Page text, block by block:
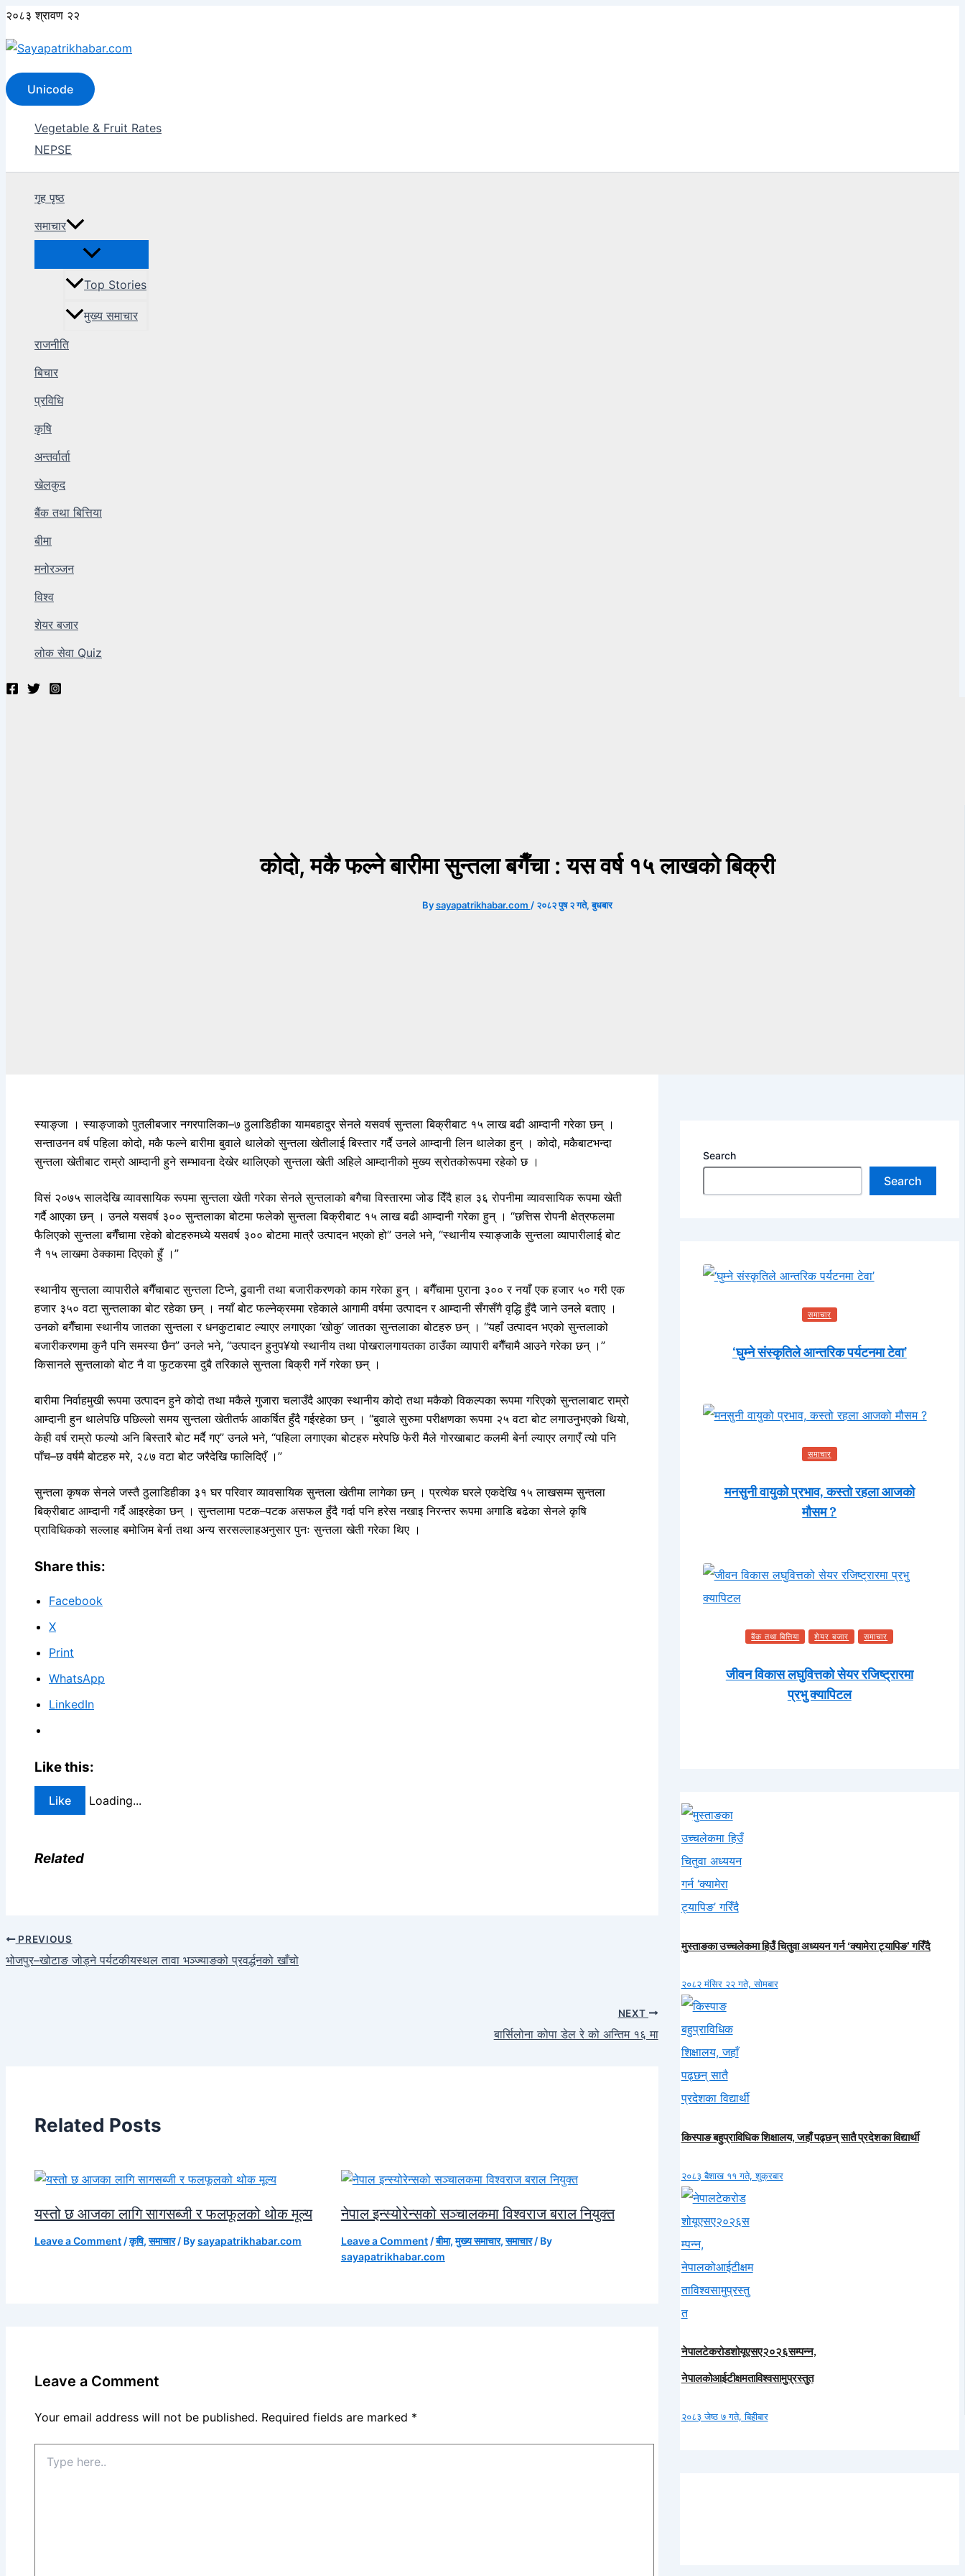
Skip
content
२०८३ श्रावण २२
Unicode
Vegetable & Fruit Rates
NEPSE
गृह पृष्ठ
समाचार
Top Stories
मुख्य समाचार
राजनीति
बिचार
प्रविधि
कृषि
अन्तर्वार्ता
खेलकुद
बैंक तथा बित्तिया
बीमा
मनोरञ्जन
विश्व
शेयर बजार
लोक सेवा Quiz
कोदो, मकै फल्ने बारीमा सुन्तला बगैँचा : यस वर्ष १५ लाखको बिक्री
Bysayapatrikhabar.com / २०८२ पुष २ गते, बुधबार
स्याङ्जा । स्याङ्जाको पुतलीबजार नगरपालिका–७ ठुलाडिहीका यामबहादुर सेनले यसवर्ष सुन्तला बिक्रीबाट १५ लाख बढी आम्दानी गरेका छन् ।
सन्ताउनन वर्ष पहिला कोदो, मकै फल्ने बारीमा बुवाले थालेको सुन्तला खेतीलाई बिस्तार गर्दै उनले आम्दानी लिन थालेका हुन् । कोदो, मकैबाटभन्दा
सुन्तला खेतीबाट राम्रो आम्दानी हुने सम्भावना देखेर थालिएको सुन्तला खेती अहिले आम्दानीको मुख्य स्रोतकोरूपमा रहेको छ ।
विसं २०७५ सालदेखि व्यावसायिक रूपमा सुन्तला खेती गरेका सेनले सुन्तलाको बगैचा विस्तारमा जोड दिँदै हाल ३६ रोपनीमा व्यावसायिक रूपमा खेती
गर्दै आएका छन् । उनले यसवर्ष ३०० सुन्तलाका बोटमा फलेको सुन्तला बिक्रीबाट १५ लाख बढी आम्दानी गरेका हुन् । “छत्तिस रोपनी क्षेत्रफलमा
फैलिएको सुन्तला बगैँचामा रहेको बोटहरुमध्ये यसवर्ष ३०० बोटमा मात्रै उत्पादन भएको हो” उनले भने, “स्थानीय स्याङ्जाकै सुन्तला व्यापारीलाई बोट
नै १५ लाखमा ठेक्कामा दिएको हुँ ।”
स्थानीय सुन्तला व्यापारीले बगैँचाबाट सुन्तला टिप्ने, ढुवानी तथा बजारीकरणको काम गरेका हुन् । बगैँचामा पुराना ३०० र नयाँ एक हजार ५० गरी एक
हजार ३५० वटा सुन्तलाका बोट रहेका छन् । नयाँ बोट फल्नेक्रममा रहेकाले आगामी वर्षमा उत्पादन र आम्दानी सँगसँगै वृद्धि हुँदै जाने उनले बताए ।
उनको बगैँचामा स्थानीय जातका सुन्तला र धनकुटाबाट ल्याएर लगाएका ‘खोकु’ जातका सुन्तलाका बोटहरु छन् । “यहाँ उत्पादन भएको सुन्तलाको
बजारीकरणमा कुनै पनि समस्या छैन” उनले भने, “उत्पादन हुनुप¥यो स्थानीय तथा पोखरालगायतका ठाउँका व्यापारी बगैँचामै आउने गरेका छन् ।”
किसानले सुन्तलाको बोट नै वा फुटकरमा दुबै तरिकाले सुन्तला बिक्री गर्ने गरेका छन् ।
बारीमा निर्वाहमुखी रूपमा उत्पादन हुने कोदो तथा मकैले गुजारा चलाउँदै आएका स्थानीय कोदो तथा मकैको विकल्पका रूपमा गरिएको सुन्तलाबाट राम्रो
आम्दानी हुन थालेपछि पछिल्लो समय सुन्तला खेतीतर्फ आकर्षित हुँदै गईरहेका छन् । “बुवाले सुरुमा परीक्षणका रूपमा २५ वटा बोट लगाउनुभएको थियो,
केही वर्ष राम्रो फल्यो अनि बिस्तारै बोट मर्दै गए” उनले भने, “पहिला लगाएका बोटहरु मरेपछि फेरी मैले गोरखाबाट कलमी बेर्ना ल्याएर लगाएँ त्यो पनि
पाँच–छ वर्षमै बोटहरु मरे, २८७ वटा बोट जरैदेखि फालिदिएँ ।”
सुन्तला कृषक सेनले जस्तै ठुलाडिहीका ३१ घर परिवार व्यावसायिक सुन्तला खेतीमा लागेका छन् । प्रत्येक घरले एकदेखि १५ लाखसम्म सुन्तला
बिक्रीबाट आम्दानी गर्दै आइरहेका छन् । सुन्तलामा पटक–पटक असफल हुँदै गर्दा पनि हरेस नखाइ निरन्तर रूपमा अगाडि बढेका सेनले कृषि
प्राविधिकको सल्लाह बमोजिम बेर्ना तथा अन्य सरसल्लाहअनुसार पुनः सुन्तला खेती गरेका थिए ।
Share this:
Facebook
X
Print
WhatsApp
LinkedIn
Like this:
Like Loading...
Related
PREVIOUS
भोजपुर–खोटाङ जोड्ने पर्यटकीयस्थल तावा भञ्ज्याङको प्रवर्द्धनको खाँचो
NEXT
बार्सिलोना कोपा डेल रे को अन्तिम १६ मा
Related Posts
यस्तो छ आजका लागि सागसब्जी र फलफूलको थोक मूल्य
Leave a Comment /कृषि,समाचार/ Bysayapatrikhabar.com
नेपाल इन्स्योरेन्सको सञ्चालकमा विश्वराज बराल नियुक्त
Leave a Comment /बीमा,मुख्य समाचार,समाचार/ By
sayapatrikhabar.com
Leave a Comment
Your email address will not be published. Required fields are marked *
here..
Search
Search
समाचार
‘घुम्ने संस्कृतिले आन्तरिक पर्यटनमा टेवा’
समाचार
मनसुनी वायुको प्रभाव, कस्तो रहला आजको
मौसम ?
बैंक तथा बित्तिया शेयर बजार समाचार
जीवन विकास लघुवित्तको सेयर रजिष्ट्रारमा
प्रभु क्यापिटल
मुस्ताङका उच्चलेकमा हिउँ चितुवा अध्ययन गर्न ‘क्यामेरा ट्यापिङ’ गरिँदै
२०८२ मंसिर २२ गते, सोमबार
किस्पाङ बहुप्राविधिक शिक्षालय, जहाँ पढ्छन् सातै प्रदेशका विद्यार्थी
२०८३ बैशाख ११ गते, शुक्रबार
नेपालटेकरोडशोयूएसए२०२६सम्पन्न,
नेपालकोआईटीक्षमताविश्वसामुप्रस्तुत
२०८३ जेष्ठ ७ गते, बिहीबार